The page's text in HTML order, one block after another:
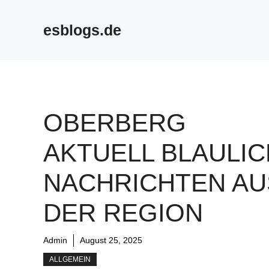
esblogs.de
OBERBERG
AKTUELL
NACHRICHTEN
DER REGION
Admin August 25, 2025
ALLGEMEIN